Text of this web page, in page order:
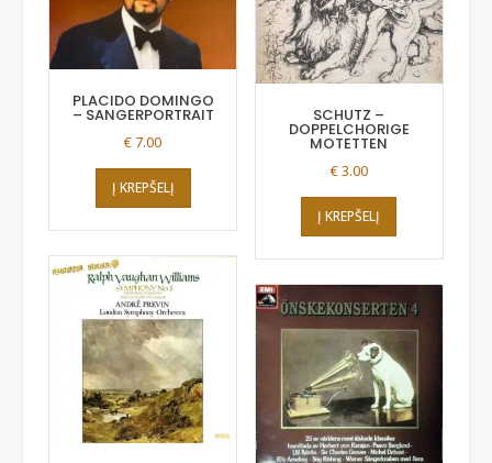
PLACIDO DOMINGO
– SANGERPORTRAIT
€7.00
Į KREPŠELĮ
SCHUTZ –
DOPPELCHORIGE
MOTETTEN
€3.00
Į KREPŠELĮ